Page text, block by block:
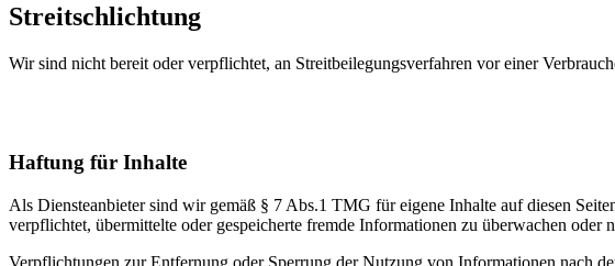
Streitschlichtung
Wir sind nicht bereit oder verpflichtet, an Streitbeilegungsverfahren vor einer
Haftung für Inhalte
Als Diensteanbieter sind wir gemäß § 7 Abs.1 TMG für eigene Inhalte auf diesen
verpflichtet, übermittelte oder gespeicherte fremde Informationen zu überwachen
Verpflichtungen zur Entfernung oder Sperrung der Nutzung von Informationen nach